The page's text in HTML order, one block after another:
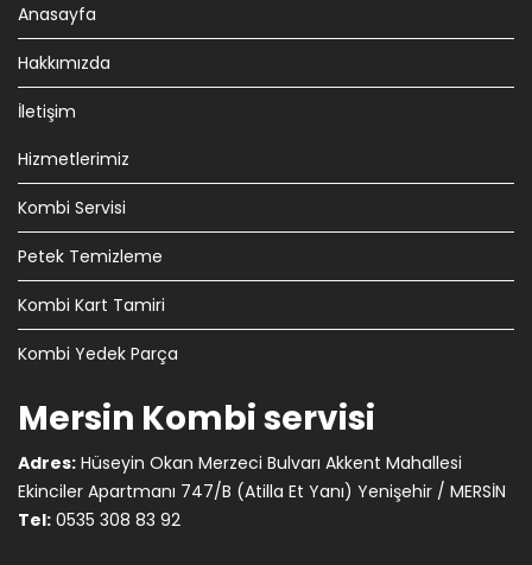
Anasayfa
Hakkımızda
İletişim
Hizmetlerimiz
Kombi Servisi
Petek Temizleme
Kombi Kart Tamiri
Kombi Yedek Parça
Mersin Kombi servisi
Adres: Hüseyin Okan Merzeci Bulvarı Akkent Mahallesi
Ekinciler Apartmanı 747/B (Atilla Et Yanı) Yenişehir / MERSİN
Tel: 0535 308 83 92